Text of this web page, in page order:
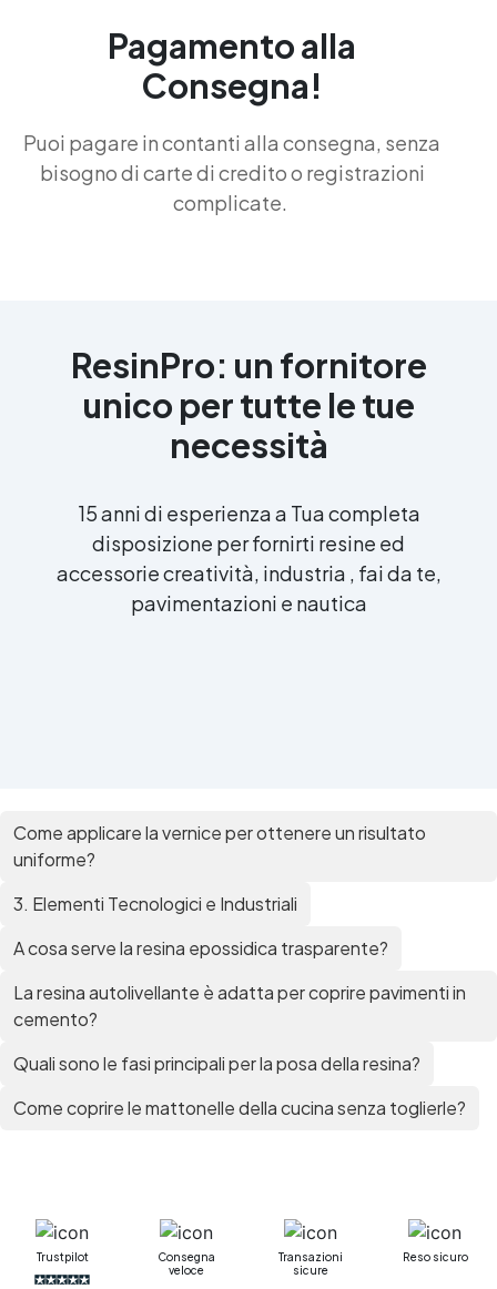
Pagamento alla
Consegna!
Puoi pagare in contanti alla consegna, senza
bisogno di carte di credito o registrazioni
complicate.
ResinPro: un fornitore
unico per tutte le tue
necessità
15 anni di esperienza a Tua completa
disposizione per fornirti resine ed
accessorie creatività, industria , fai da te,
pavimentazioni e nautica
Come applicare la vernice per ottenere un risultato
uniforme?
3. Elementi Tecnologici e Industriali
A cosa serve la resina epossidica trasparente?
La resina autolivellante è adatta per coprire pavimenti in
cemento?
Quali sono le fasi principali per la posa della resina?
Come coprire le mattonelle della cucina senza toglierle?
Trustpilot
Consegna
veloce
Transazioni
sicure
Reso sicuro